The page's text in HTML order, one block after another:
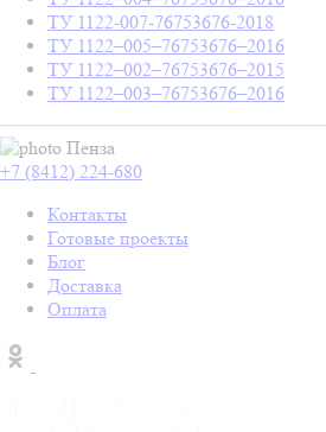
ТУ 1122-007-76753676-2018
ТУ 1122–005–76753676–2016
ТУ 1122–002–76753676–2015
ТУ 1122–003–76753676–2016
Пенза
+7 (8412) 224-680
Контакты
Готовые проекты
Блог
Доставка
Оплата